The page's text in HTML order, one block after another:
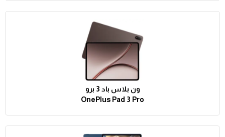
ون بلاس باد 3 برو
OnePlus Pad 3 Pro